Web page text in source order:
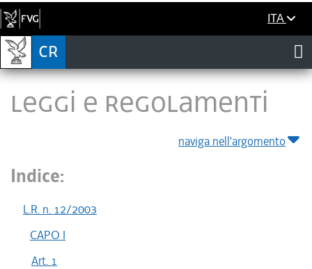
ITA
LEGGI E REGOLAMENTI
naviga nell'argomento
Indice:
L.R. n. 12/2003
CAPO I
Art. 1